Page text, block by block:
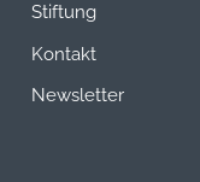
Stiftung
Kontakt
Newsletter